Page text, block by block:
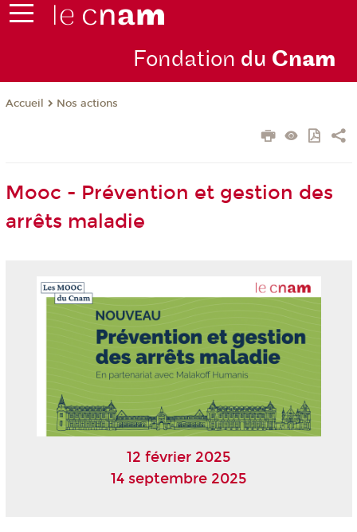
Fondation du Cnam
Accueil Nos actions
Mooc - Prévention et gestion des
arrêts maladie
12 février 2025
14 septembre 2025